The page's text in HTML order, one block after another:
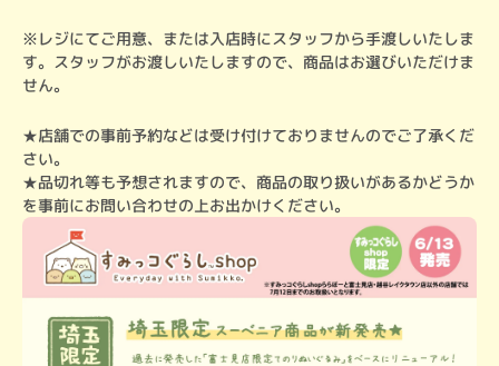
※レジにてご用意、または入店時にスタッフから手渡しいたしま
す。スタッフがお渡しいたしますので、商品はお選びいただけま
せん。
★店舗での事前予約などは受け付けておりませんのでご了承くだ
さい。
★品切れ等も予想されますので、商品の取り扱いがあるかどうか
を事前にお問い合わせの上お出かけください。